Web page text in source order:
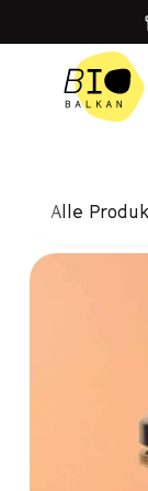
Alle